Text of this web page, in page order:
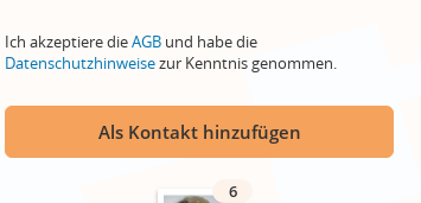
Ich akzeptiere dieAGB und habe die
Datenschutzhinweisezur Kenntnis genommen.
Als Kontakt hinzufügen
6